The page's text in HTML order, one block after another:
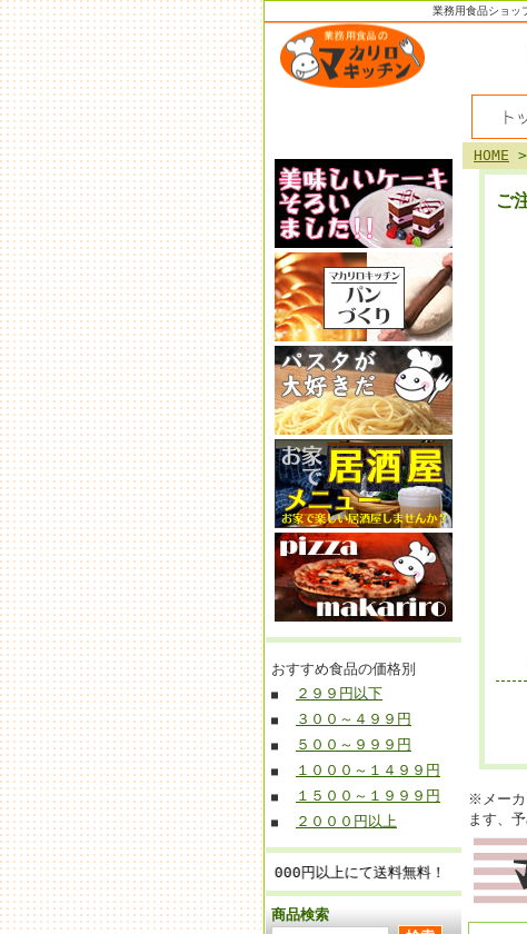
業務用食品ショッ
おすすめ食品の価格別
■ ２９９円以下
■ ３００～４９９円
■ ５００～９９９円
■ １０００～１４９９円
■ １５００～１９９９円
■ ２０００円以上
■お買上げ金額 12,000円以上にて送料無料！(1梱包無
商品検索
HOME >
ご
※メーカ
ます、